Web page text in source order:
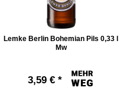
Lemke Berlin Bohemian Pils 0,33 l
Mw
3,59 € *